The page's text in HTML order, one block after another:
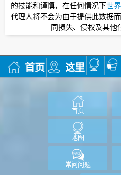
的技能和谨慎，在任何情况下世
代理人将不会为由于提供此数据
同损失、侵权及其他
首页 这里
首页
地图
常问问题